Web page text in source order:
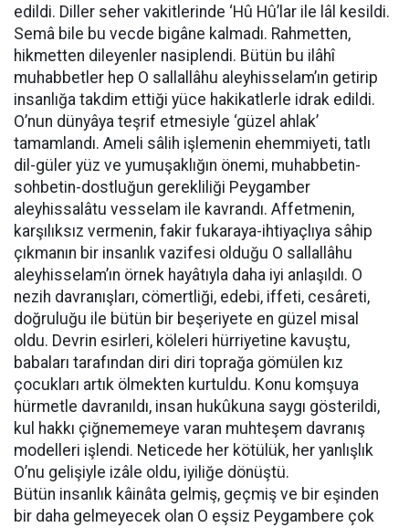
edildi. Diller seher vakitlerinde ‘Hû Hû’lar ile lâl kesildi.
Semâ bile bu vecde bigâne kalmadı. Rahmetten,
hikmetten dileyenler nasiplendi. Bütün bu ilâhî
muhabbetler hep O sallallâhu aleyhisselam’ın getirip
insanlığa takdim ettiği yüce hakikatlerle idrak edildi.
O’nun dünyâya teşrif etmesiyle ‘güzel ahlak’
tamamlandı. Ameli sâlih işlemenin ehemmiyeti, tatlı
dil-güler yüz ve yumuşaklığın önemi, muhabbetin-
sohbetin-dostluğun gerekliliği Peygamber
aleyhissalâtu vesselam ile kavrandı. Affetmenin,
karşılıksız vermenin, fakir fukaraya-ihtiyaçlıya sâhip
çıkmanın bir insanlık vazifesi olduğu O sallallâhu
aleyhisselam’ın örnek hayâtıyla daha iyi anlaşıldı. O
nezih davranışları, cömertliği, edebi, iffeti, cesâreti,
doğruluğu ile bütün bir beşeriyete en güzel misal
oldu. Devrin esirleri, köleleri hürriyetine kavuştu,
babaları tarafından diri diri toprağa gömülen kız
çocukları artık ölmekten kurtuldu. Konu komşuya
hürmetle davranıldı, insan hukûkuna saygı gösterildi,
kul hakkı çiğnememeye varan muhteşem davranış
modelleri işlendi. Neticede her kötülük, her yanlışlık
O’nu gelişiyle izâle oldu, iyiliğe dönüştü.
Bütün insanlık kâinâta gelmiş, geçmiş ve bir eşinden
bir daha gelmeyecek olan O eşsiz Peygambere çok